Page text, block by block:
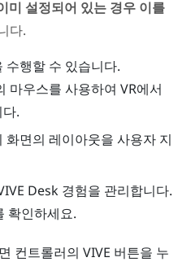
미 설정되어 있는 경우 이를
다.
수행할 수 있습니다.
마우스를 사용하여 VR에서
.
면의 레이아웃을 사용자 지
Desk 경험을 관리합니다.
확인하세요.
컨트롤러의 VIVE 버튼을 누